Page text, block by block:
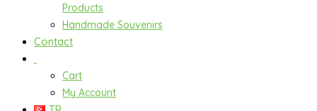
Products
Handmade Souvenirs
Contact
Cart
My Account